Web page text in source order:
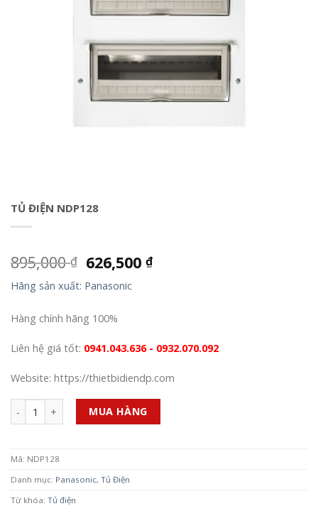
TỦ ĐIỆN NDP128
895,000₫ 626,500₫
Hãng sản xuất: Panasonic
Hàng chính hãng 100%
Liên hệ giá tốt: 0941.043.636 - 0932.070.092
Website: https://thietbidiendp.com
Số lượng MUA HÀNG
Mã: NDP128
Danh mục: Panasonic, Tủ Điện
Từ khóa: Tủ điện